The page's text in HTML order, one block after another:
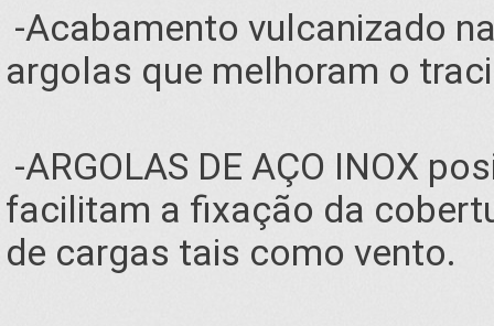
-Acabamento vulcanizado
argolas que melhoram o
-ARGOLAS DE AÇO INOX
facilitam a fixação da
de cargas tais como vento.